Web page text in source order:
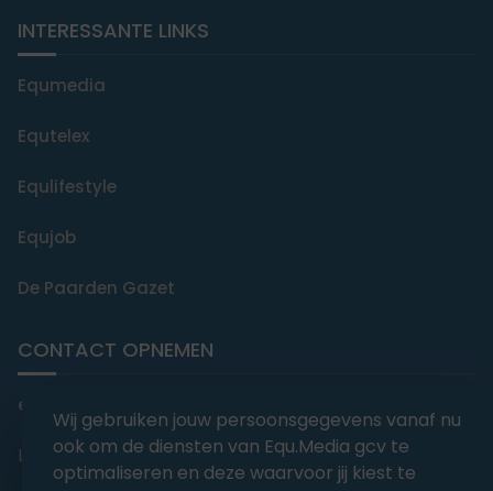
INTERESSANTE LINKS
Equmedia
Equtelex
Equlifestyle
Equjob
De Paarden Gazet
CONTACT OPNEMEN
editorial@equmedia.be
Langendamdreef 22 9880 Aalter België
Wij gebruiken jouw persoonsgegevens vanaf nu
ook om de diensten van Equ.Media gcv te
optimaliseren en deze waarvoor jij kiest te